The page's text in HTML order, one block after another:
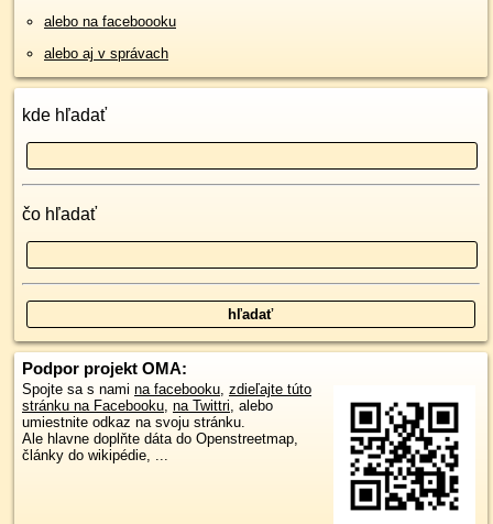
alebo na faceboooku
alebo aj v správach
kde hľadať
čo hľadať
Podpor projekt OMA:
Spojte sa s nami na facebooku, zdieľajte túto
stránku na Facebooku, na Twittri, alebo
umiestnite odkaz na svoju stránku.
Ale hlavne doplňte dáta do Openstreetmap,
články do wikipédie, ...